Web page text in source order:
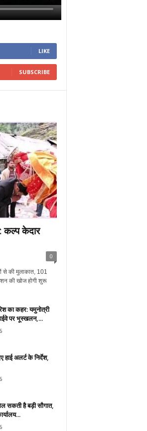
LIKE
SUBSCRIBE
कल्प केदार
0
से की मुलाकात, 101
की खोज होगी शुरू
का कहर: यमुनोत्री
पर भूस्खलन,...
हाई अलर्ट के निर्देश,
सकती है बड़ी सौगात,